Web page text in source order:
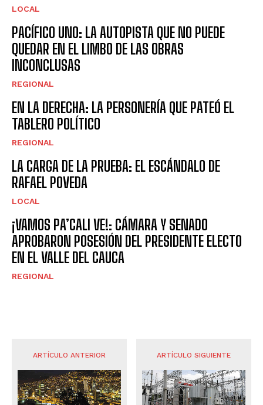
LOCAL
PACÍFICO UNO: LA AUTOPISTA QUE NO PUEDE
QUEDAR EN EL LIMBO DE LAS OBRAS
INCONCLUSAS
REGIONAL
EN LA DERECHA: LA PERSONERÍA QUE PATEÓ EL
TABLERO POLÍTICO
REGIONAL
LA CARGA DE LA PRUEBA: EL ESCÁNDALO DE
RAFAEL POVEDA
LOCAL
¡VAMOS PA’CALI VE!: CÁMARA Y SENADO
APROBARON POSESIÓN DEL PRESIDENTE ELECTO
EN EL VALLE DEL CAUCA
REGIONAL
ARTÍCULO ANTERIOR ARTÍCULO SIGUIENTE